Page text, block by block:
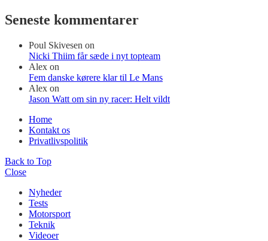
Seneste kommentarer
Poul Skivesen on
Nicki Thiim får sæde i nyt topteam
Alex on
Fem danske kørere klar til Le Mans
Alex on
Jason Watt om sin ny racer: Helt vildt
Home
Kontakt os
Privatlivspolitik
Back to Top
Close
Nyheder
Tests
Motorsport
Teknik
Videoer